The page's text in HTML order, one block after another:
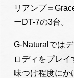
リアンプ＝
ーDT-7の3台。
G-Naturalでは
ロディをプレイ
味つけ程度にか